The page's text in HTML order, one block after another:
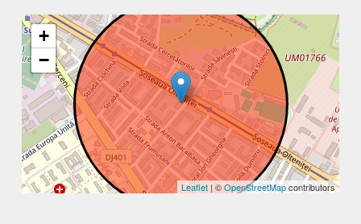
+
−
Leaflet | ©OpenStreetMapcontributors